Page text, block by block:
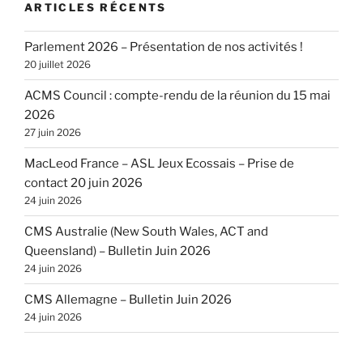
ARTICLES RÉCENTS
Parlement 2026 – Présentation de nos activités !
20 juillet 2026
ACMS Council : compte-rendu de la réunion du 15 mai
2026
27 juin 2026
MacLeod France – ASL Jeux Ecossais – Prise de
contact 20 juin 2026
24 juin 2026
CMS Australie (New South Wales, ACT and
Queensland) – Bulletin Juin 2026
24 juin 2026
CMS Allemagne – Bulletin Juin 2026
24 juin 2026